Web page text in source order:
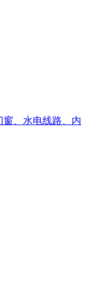
、水电线路、内